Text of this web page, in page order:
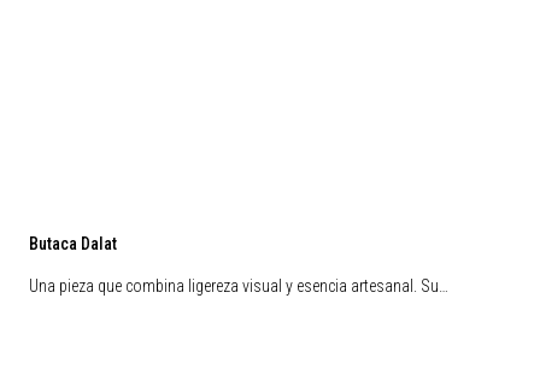
Butaca Dalat
Una pieza que combina ligereza visual y esencia artesanal. Su…